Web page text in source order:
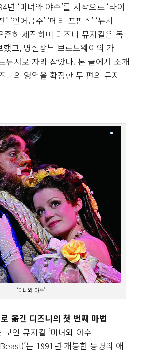
년 ‘미녀와 야수’를 시작으로 ‘라이
’ ‘인어공주’ ‘메리 포핀스’ ‘뉴시
준히 제작하며 디즈니 뮤지컬은 독
고, 명실상부 브로드웨이의 가
듀서로 자리 잡았다. 본 글에서 소개
니의 영역을 확장한 두 편의 뮤지
‘미녀와 야수’
옮긴 디즈니의 첫 번째 마법
인 뮤지컬 ‘미녀와 야수
는 1991년 개봉한 동명의 애